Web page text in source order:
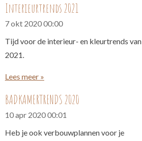
Interieurtrends 2021
7 okt 202000:00
Tijd voor de interieur- en kleurtrends van
2021.
Lees meer »
BADKAMERTRENDS 2020
10 apr 202000:01
Heb je ook verbouwplannen voor je